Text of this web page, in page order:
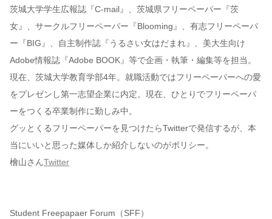
茨城大学学生広報誌『C-mail』、茨城県フリーペーパー『茨
女』、サークルフリーペーパー『Blooming』、有志フリーペーパ
ー『BIG』、自主制作誌『うるさい女はだまれ』、美大生向け
Adobe情報誌『Adobe BOOK』等で企画・執筆・編集等を担当。
現在、茨城大学教育学部4年。就職活動ではフリーペーパーへの愛
をプレゼンし第一志望企業に内定。現在、ひとりでフリーペーパ
ーをつくる卒業制作に勤しみ中。
グッとくるフリーペーパーを見つけたらTwitterで発信するが、本
当にいいと思った媒体しか紹介しないのがポリシー。
檜山さんTwitter
Student Freepapaer Forum（SFF）